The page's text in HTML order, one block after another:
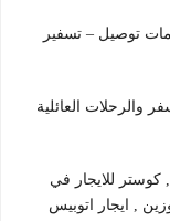
توصيل – تسفير
حتى 7 اشخاص للسفر والرحلات العائلية
للايجار في
, ايجار اتوبيس